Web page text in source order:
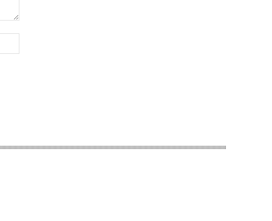
sajt: